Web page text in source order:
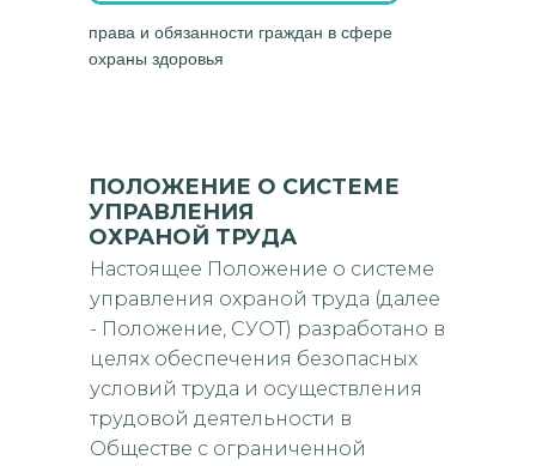
права и обязанности граждан в сфере
охраны здоровья
Настоящее Положение о системе
управления охраной труда (далее
- Положение, СУОТ) разработано в
целях обеспечения безопасных
условий труда и осуществления
трудовой деятельности в
Обществе с ограниченной
ПОЛОЖЕНИЕ О СИСТЕМЕ
УПРАВЛЕНИЯ
ОХРАНОЙ ТРУДА